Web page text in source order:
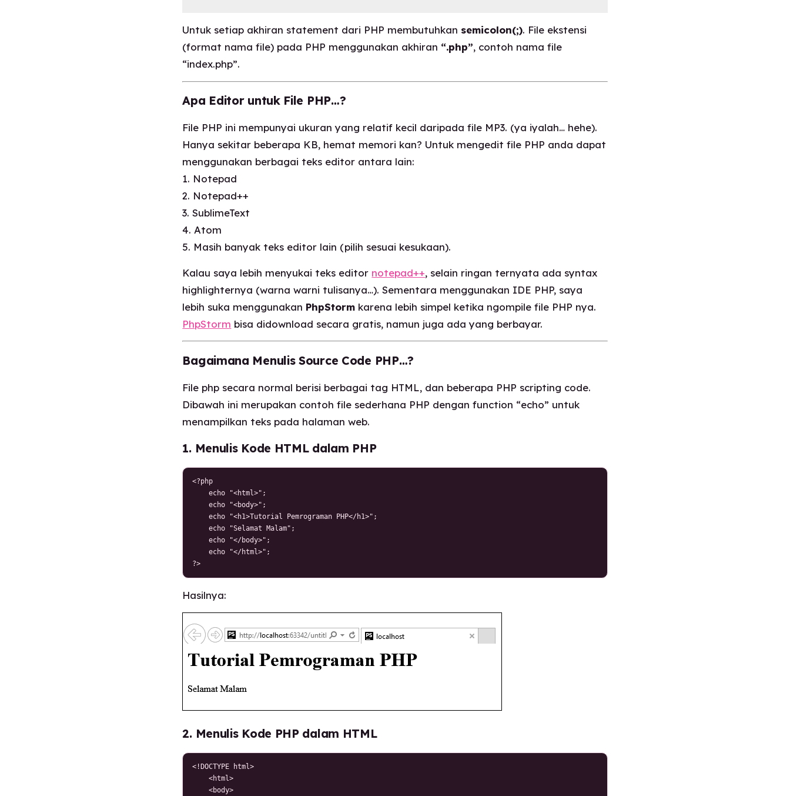
Untuk setiap akhiran statement dari PHP membutuhkan semicolon(;). File ekstensi
(format nama file) pada PHP menggunakan akhiran “.php”, contoh nama file
“index.php”.
Apa Editor untuk File PHP…?
File PHP ini mempunyai ukuran yang relatif kecil daripada file MP3. (ya iyalah… hehe).
Hanya sekitar beberapa KB, hemat memori kan? Untuk mengedit file PHP anda dapat
menggunakan berbagai teks editor antara lain:
1. Notepad
2. Notepad++
3. SublimeText
4. Atom
5. Masih banyak teks editor lain (pilih sesuai kesukaan).
Kalau saya lebih menyukai teks editor notepad++, selain ringan ternyata ada syntax
highlighternya (warna warni tulisanya…). Sementara menggunakan IDE PHP, saya
lebih suka menggunakan PhpStorm karena lebih simpel ketika ngompile file PHP nya.
PhpStorm bisa didownload secara gratis, namun juga ada yang berbayar.
Bagaimana Menulis Source Code PHP…?
File php secara normal berisi berbagai tag HTML, dan beberapa PHP scripting code.
Dibawah ini merupakan contoh file sederhana PHP dengan function “echo” untuk
menampilkan teks pada halaman web.
1. Menulis Kode HTML dalam PHP
<?php
    echo "<html>";
    echo "<body>";
    echo "<h1>Tutorial Pemrograman PHP</h1>";
    echo "Selamat Malam";
    echo "</body>";
    echo "</html>";
?>
Hasilnya:
2. Menulis Kode PHP dalam HTML
<!DOCTYPE html>
    <html>
    <body>